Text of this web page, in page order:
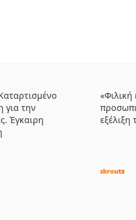
την
Έγκαιρη
εξέλιξη